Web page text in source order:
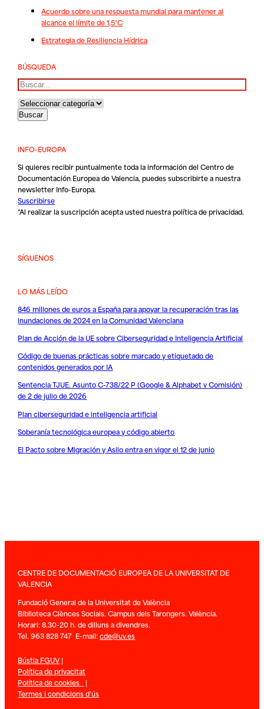
Acuerdo sobre una respuesta mundial para mantener al
alcance el límite de 1,5°C
Estrategia de Resiliencia Hídrica
BÚSQUEDA
Buscar
INFO-EUROPA
Si quieres recibir puntualmente toda la información del Centro de
Documentación Europea de Valencia, puedes subscribirte a nuestra
newsletter Info-Europa.
Suscribirse
*Al realizar la suscripción acepta usted nuestrapolítica de privacidad.
SÍGUENOS
LO MÁS LEÍDO
846 millones de euros a España para apoyar la recuperación tras las
inundaciones de 2024 en la Comunidad Valenciana
Plan de Acción de la UE sobre Ciberseguridad e Inteligencia Artificial
Código de buenas prácticas sobre marcado y etiquetado de
contenidos generados por IA
Sentencia TJUE. Asunto C-738/22 P (Google & Alphabet v Comisión)
de 2 de julio de 2026
Plan ciberseguridad e inteligencia artificial
Soberanía tecnológica europea y código abierto
El Pacto sobre Migración y Asilo entra en vigor el 12 de junio
CENTRE DE DOCUMENTACIÓ EUROPEA DE LA UNIVERSITAT DE
VALENCIA
Fundació General de la Universitat de València
Biblioteca Ciènces Socials. Campus dels Tarongers. València.
Horari: 8.30-20 h. de dilluns a divendres.
Tel. 963 828 747 E-mail:cde@uv.es
Bústia FGUV|
Política de privacitat
Política de cookies |
Termes i condicions d’ús